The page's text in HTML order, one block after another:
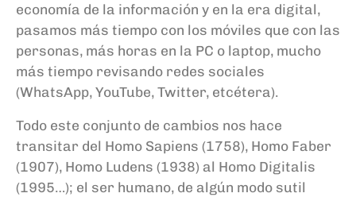
economía de la información y en la era digital,
pasamos más tiempo con los móviles que con las
personas, más horas en la PC o laptop, mucho
más tiempo revisando redes sociales
(WhatsApp, YouTube, Twitter, etcétera).
Todo este conjunto de cambios nos hace
transitar del Homo Sapiens (1758), Homo Faber
(1907), Homo Ludens (1938) al Homo Digitalis
(1995…); el ser humano, de algún modo sutil